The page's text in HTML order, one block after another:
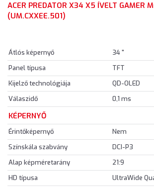
ACER PREDATOR X34 X5 ÍVELT GAMER
(UM.CXXEE.501)
Átlós képernyő
34 "
Panel típusa
TFT
Kijelző technológiája
QD-OLED
Válaszidő
0,1 ms
KÉPERNYŐ
Érintőképernyő
Nem
Színskála szabvány
DCI-P3
Alap képméretarány
21:9
HD típusa
UltraWide